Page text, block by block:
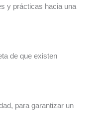
y prácticas hacia una
de que existen
para garantizar un